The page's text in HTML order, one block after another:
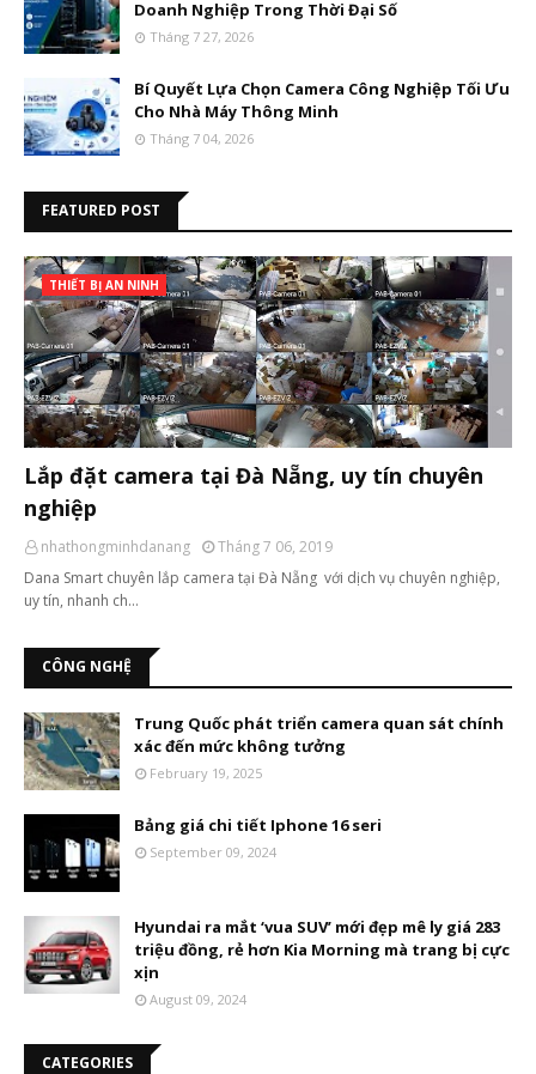
Doanh Nghiệp Trong Thời Đại Số
Tháng 7 27, 2026
Bí Quyết Lựa Chọn Camera Công Nghiệp Tối Ưu
Cho Nhà Máy Thông Minh
Tháng 7 04, 2026
FEATURED POST
THIẾT BỊ AN NINH
Lắp đặt camera tại Đà Nẵng, uy tín chuyên
nghiệp
nhathongminhdanang
Tháng 7 06, 2019
Dana Smart chuyên lắp camera tại Đà Nẵng với dịch vụ chuyên nghiệp,
uy tín, nhanh ch…
CÔNG NGHỆ
Trung Quốc phát triển camera quan sát chính
xác đến mức không tưởng
February 19, 2025
Bảng giá chi tiết Iphone 16 seri
September 09, 2024
Hyundai ra mắt ‘vua SUV’ mới đẹp mê ly giá 283
triệu đồng, rẻ hơn Kia Morning mà trang bị cực
xịn
August 09, 2024
CATEGORIES